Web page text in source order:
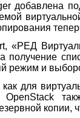
добавлена
«РЕД
получение
режим и
для
копии,